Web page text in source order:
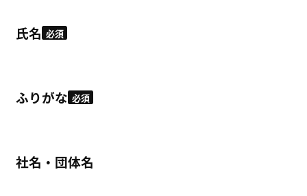
氏名 必須
ふりがな 必須
社名・団体名